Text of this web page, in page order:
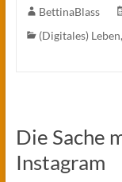
BettinaBlass
(Digitales) Leben,
Die Sache
Instagram